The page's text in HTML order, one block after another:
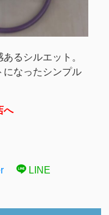
るシルエット。
になったシンプル
へ
LINE